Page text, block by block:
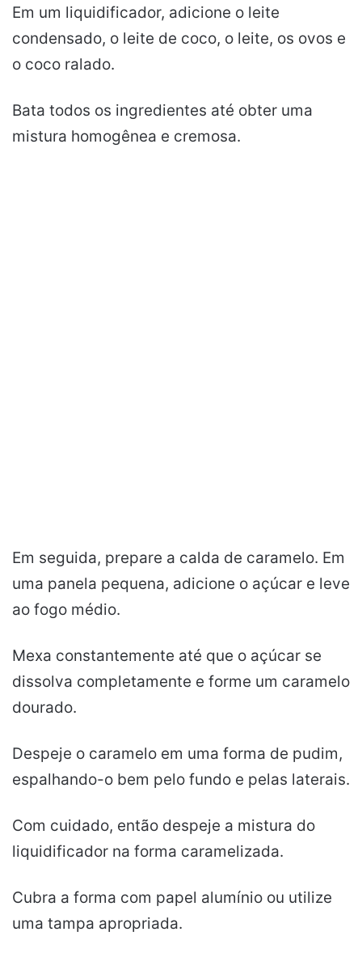
Em um liquidificador, adicione o leite
condensado, o leite de coco, o leite, os ovos e
o coco ralado.
Bata todos os ingredientes até obter uma
mistura homogênea e cremosa.
Em seguida, prepare a calda de caramelo. Em
uma panela pequena, adicione o açúcar e leve
ao fogo médio.
Mexa constantemente até que o açúcar se
dissolva completamente e forme um caramelo
dourado.
Despeje o caramelo em uma forma de pudim,
espalhando-o bem pelo fundo e pelas laterais.
Com cuidado, então despeje a mistura do
liquidificador na forma caramelizada.
Cubra a forma com papel alumínio ou utilize
uma tampa apropriada.